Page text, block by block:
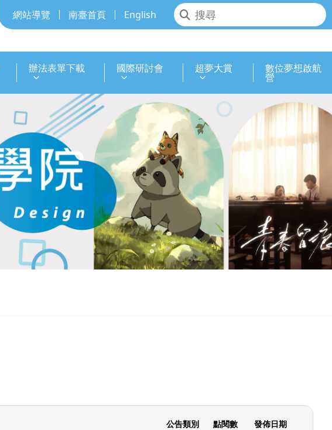
網站導覽 南臺首頁 English
辦法表單下載 國際研討會 超夢大賞 數位夢想啟航
營
公告類別 點閱數 發佈日期